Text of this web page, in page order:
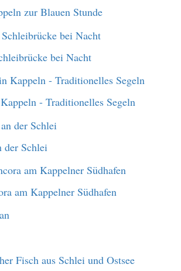
zur Blauen Stunde
bei Nacht
- Traditionelles Segeln
der Schlei
am Kappelner Südhafen